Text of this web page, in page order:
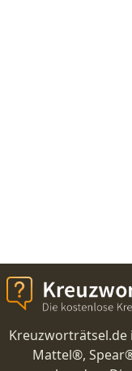
Kreuzworträtsel.de
Mattel®,